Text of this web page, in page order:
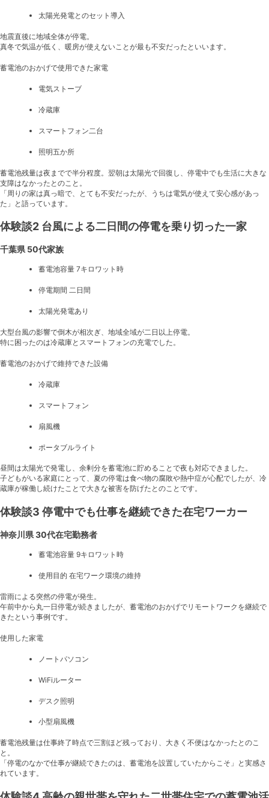
太陽光発電とのセット導入
地震直後に地域全体が停電。
真冬で気温が低く、暖房が使えないことが最も不安だったといいます。
蓄電池のおかげで使用できた家電
電気ストーブ
冷蔵庫
スマートフォン二台
照明五か所
蓄電池残量は夜までで半分程度。翌朝は太陽光で回復し、停電中でも生活に大きな
支障はなかったとのこと。
「周りの家は真っ暗で、とても不安だったが、うちは電気が使えて安心感があっ
た」と語っています。
体験談2 台風による二日間の停電を乗り切った一家
千葉県 50代家族
蓄電池容量 7キロワット時
停電期間 二日間
太陽光発電あり
大型台風の影響で倒木が相次ぎ、地域全域が二日以上停電。
特に困ったのは冷蔵庫とスマートフォンの充電でした。
蓄電池のおかげで維持できた設備
冷蔵庫
スマートフォン
扇風機
ポータブルライト
昼間は太陽光で発電し、余剰分を蓄電池に貯めることで夜も対応できました。
子どもがいる家庭にとって、夏の停電は食べ物の腐敗や熱中症が心配でしたが、冷
蔵庫が稼働し続けたことで大きな被害を防げたとのことです。
体験談3 停電中でも仕事を継続できた在宅ワーカー
神奈川県 30代在宅勤務者
蓄電池容量 9キロワット時
使用目的 在宅ワーク環境の維持
雷雨による突然の停電が発生。
午前中から丸一日停電が続きましたが、蓄電池のおかげでリモートワークを継続で
きたという事例です。
使用した家電
ノートパソコン
WiFiルーター
デスク照明
小型扇風機
蓄電池残量は仕事終了時点で三割ほど残っており、大きく不便はなかったとのこ
と。
「停電のなかで仕事が継続できたのは、蓄電池を設置していたからこそ」と実感さ
れています。